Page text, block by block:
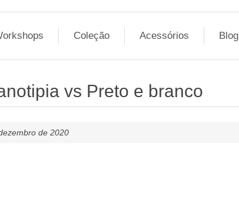
Coleção Acessórios Blog
vs Preto e branco
de 2020